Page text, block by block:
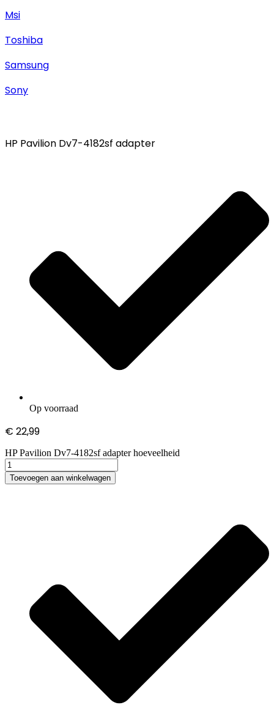
Msi
Toshiba
Samsung
Sony
HP Pavilion Dv7-4182sf adapter
Op voorraad
€ 22,99
HP Pavilion Dv7-4182sf adapter hoeveelheid
Toevoegen aan winkelwagen